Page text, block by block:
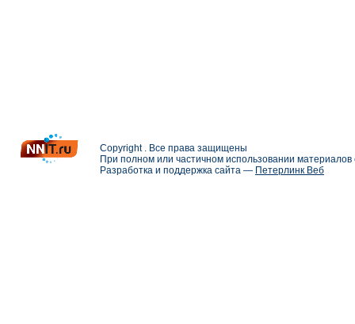
Copyright . Все права защищены
При полном или частичном использовании
Разработка и поддержка сайта — Петерлинк Веб